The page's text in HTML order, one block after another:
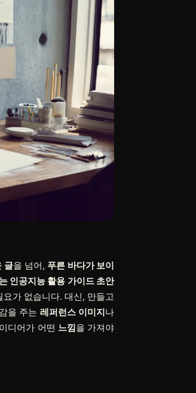
글을 넘어, 푸른 바다가 보이
인공지능 활용 가이드 초안
가 없습니다. 대신, 만들고
을 주는레퍼런스 이미지나
디어가 어떤 느낌을 가져야